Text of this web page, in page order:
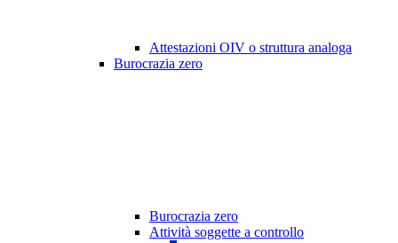
Attestazioni OIV o struttura analoga
Burocrazia zero
Burocrazia zero
Attività soggette a controllo